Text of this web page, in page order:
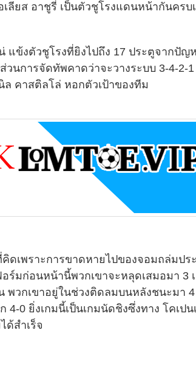
ลียส อาชูรี่ เป็นตัวชูโรงแดนหน้ากันครบ
ข้งตัวชูโรงที่ยิงไปถึง 17 ประตูจากปัญ
นการจัดทัพคาดว่าจะวางระบบ 3-4-2-
คาสติลโล่ หอกตัวเป้าของทีม
เพราะการขาดหายไปของจอมถล่มปร
ร์มก่อนหน้านี้พวกเขาจะหลุดเสมอมา 3
พวกเขาอยู่ในช่วงติดลมบนหลังชนะมา
4-0 ยิ่งเกมนี้เป็นเกมนัดชิงซึ่งทาง โคเป
ด้สำเร็จ